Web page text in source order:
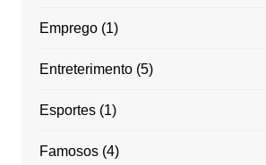
Emprego(1)
Entreterimento(5)
Esportes(1)
Famosos(4)